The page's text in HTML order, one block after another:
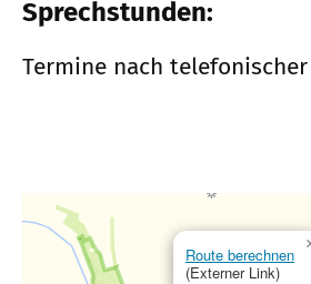
Sprechstunden:
Termine nach
Route berechnen
(Externer Link)